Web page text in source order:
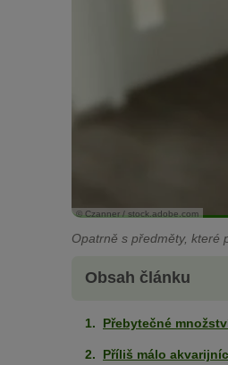
© Czanner / stock.adobe.com
Opatrně s předměty, které
Obsah článku
Přebytečné
Příliš málo